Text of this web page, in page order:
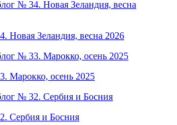
Новая Зеландия, весна 2026
Марокко, осень 2025
Сербия и Босния